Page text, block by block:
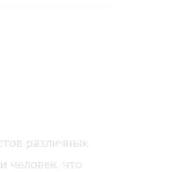
различных
человек, что